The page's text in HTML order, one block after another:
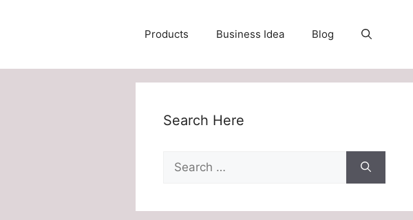
Products Business Idea Blog
Search Here
Search
for: